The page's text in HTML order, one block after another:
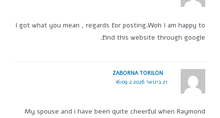
I got what you mean , regards for posting.Woh I am happy to
find this website through google.
ZABORNA TORILON
21 בינואר 2026 ב 16:09
My spouse and i have been quite cheerful when Raymond